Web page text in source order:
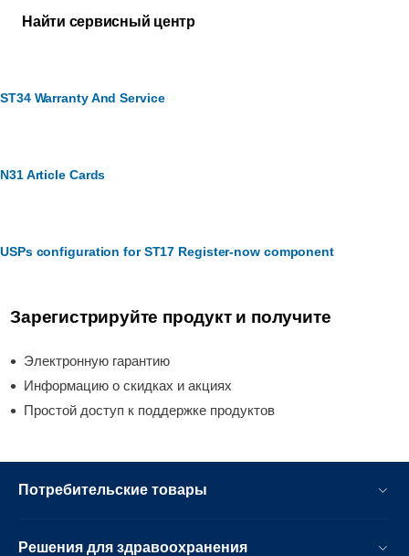
Найти сервисный центр
ST34 Warranty And Service
N31 Article Cards
USPs configuration for ST17 Register-now component
Зарегистрируйте продукт и получите
Электронную гарантию
Информацию о скидках и акциях
Простой доступ к поддержке продуктов
Потребительские товары
Решения для здравоохранения